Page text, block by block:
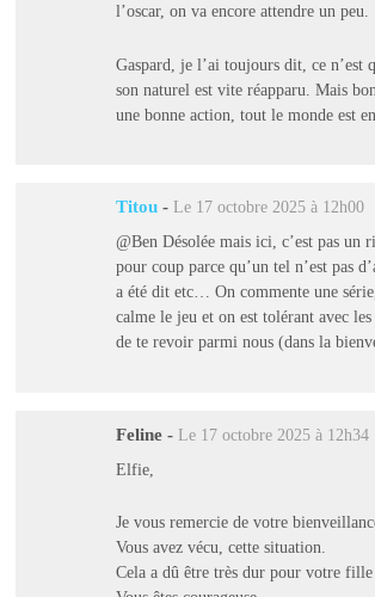
l’oscar, on va encore attendre un peu.
Gaspard, je l’ai toujours dit, ce n’est
son naturel est vite réapparu. Mais
une bonne action, tout le monde est en
Titou - Le 17 octobre 2025 à 12h00
@Ben Désolée mais ici, c’est pas un
pour coup parce qu’un tel n’est pas
a été dit etc… On commente une
calme le jeu et on est tolérant avec
de te revoir parmi nous (dans la
Feline - Le 17 octobre 2025 à 12h34
Elfie,
Je vous remercie de votre
Vous avez vécu, cette situation.
Cela a dû être très dur pour votre fille